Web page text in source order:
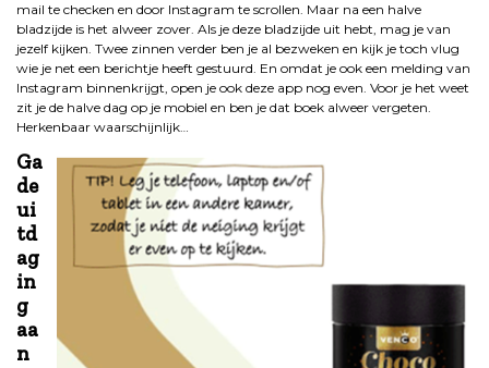
mail te checken en door Instagram te scrollen. Maar na een halve
bladzijde is het alweer zover. Als je deze bladzijde uit hebt, mag je van
jezelf kijken. Twee zinnen verder ben je al bezweken en kijk je toch vlug
wie je net een berichtje heeft gestuurd. En omdat je ook een melding van
Instagram binnenkrijgt, open je ook deze app nog even. Voor je het weet
zit je de halve dag op je mobiel en ben je dat boek alweer vergeten.
Herkenbaar waarschijnlijk…
Ga
de
ui
td
ag
in
g
aa
n